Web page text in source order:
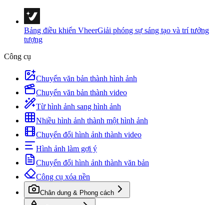
Bảng điều khiển VheerGiải phóng sự sáng tạo và trí tưởng
tượng
Công cụ
Chuyển văn bản thành hình ảnh
Chuyển văn bản thành video
Từ hình ảnh sang hình ảnh
Nhiều hình ảnh thành một hình ảnh
Chuyển đổi hình ảnh thành video
Hình ảnh làm gợi ý
Chuyển đổi hình ảnh thành văn bản
Công cụ xóa nền
Chân dung & Phong cách